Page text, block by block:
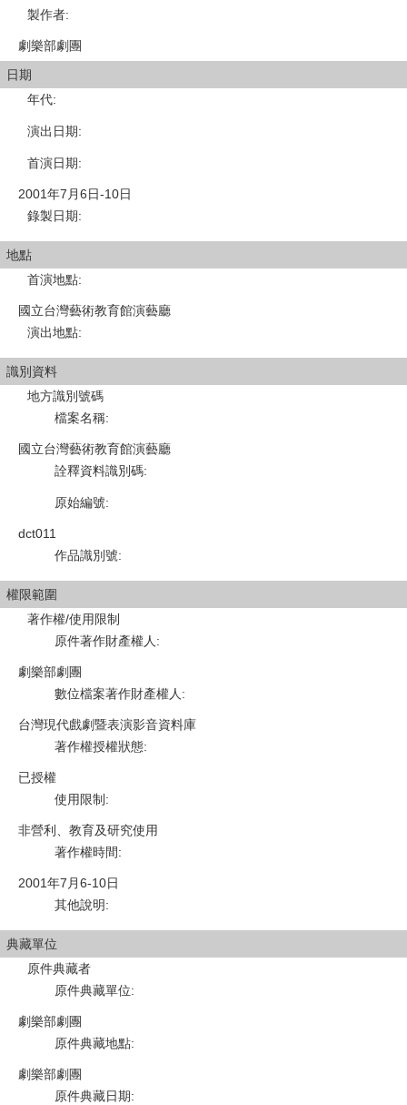
製作者:
劇樂部劇團
日期
年代:
演出日期:
首演日期:
2001年7月6日-10日
錄製日期:
地點
首演地點:
國立台灣藝術教育館演藝廳
演出地點:
識別資料
地方識別號碼
檔案名稱:
國立台灣藝術教育館演藝廳
詮釋資料識別碼:
原始編號:
dct011
作品識別號:
權限範圍
著作權/使用限制
原件著作財產權人 :
劇樂部劇團
數位檔案著作財產權人 :
台灣現代戲劇暨表演影音資料庫
著作權授權狀態:
已授權
使用限制 :
非營利、教育及研究使用
著作權時間:
2001年7月6-10日
其他說明:
典藏單位
原件典藏者
原件典藏單位:
劇樂部劇團
原件典藏地點:
劇樂部劇團
原件典藏日期: